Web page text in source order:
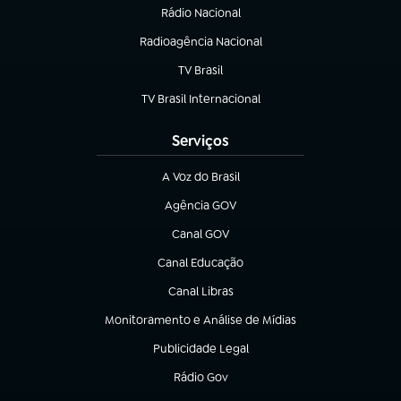
Rádio Nacional
Radioagência Nacional
(abre em nova aba)
TV Brasil
(abre em nova aba)
TV Brasil Internacional
(abre em nova aba)
Serviços
A Voz do Brasil
(abre em nova aba)
Agência GOV
(abre em nova aba)
Canal GOV
(abre em nova aba)
Canal Educação
(abre em nova aba)
Canal Libras
(abre em nova aba)
Monitoramento e Análise de Mídias
(abre em nova aba)
Publicidade Legal
(abre em nova aba)
Rádio Gov
(abre em nova aba)